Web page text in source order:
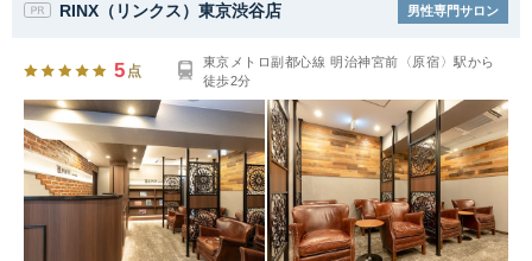
RINX（リンクス）東京渋谷店 男性専門サロン
5 点
東京メトロ副都心線 明治神宮前〈原宿〉駅から
徒歩2分